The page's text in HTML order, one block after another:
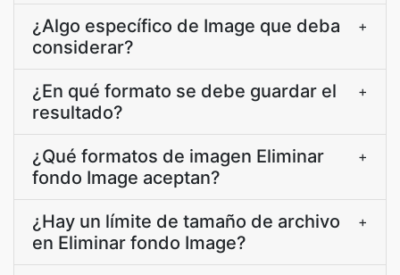
¿Algo específico de Image que deba
considerar?
+
¿En qué formato se debe guardar el
resultado?
+
¿Qué formatos de imagen Eliminar
fondo Image aceptan?
+
¿Hay un límite de tamaño de archivo
en Eliminar fondo Image?
+